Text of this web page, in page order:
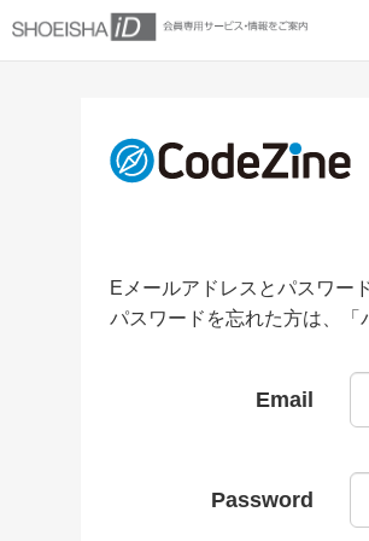
Eメールアドレスとパスワー
パスワードを忘れた方は、
Email
Password